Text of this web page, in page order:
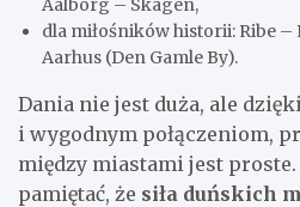
Aalborg – Skagen,
dla miłośników historii: Ribe –
Aarhus (Den Gamle By).
Dania nie jest duża, ale
i wygodnym połączeniom,
między miastami jest
pamiętać, że siła duńskich